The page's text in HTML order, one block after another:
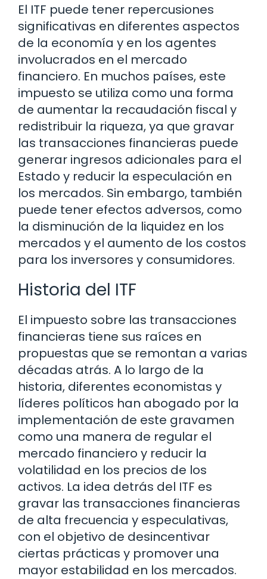
El ITF puede tener repercusiones
significativas en diferentes aspectos
de la economía y en los agentes
involucrados en el mercado
financiero. En muchos países, este
impuesto se utiliza como una forma
de aumentar la recaudación fiscal y
redistribuir la riqueza, ya que gravar
las transacciones financieras puede
generar ingresos adicionales para el
Estado y reducir la especulación en
los mercados. Sin embargo, también
puede tener efectos adversos, como
la disminución de la liquidez en los
mercados y el aumento de los costos
para los inversores y consumidores.
Historia del ITF
El impuesto sobre las transacciones
financieras tiene sus raíces en
propuestas que se remontan a varias
décadas atrás. A lo largo de la
historia, diferentes economistas y
líderes políticos han abogado por la
implementación de este gravamen
como una manera de regular el
mercado financiero y reducir la
volatilidad en los precios de los
activos. La idea detrás del ITF es
gravar las transacciones financieras
de alta frecuencia y especulativas,
con el objetivo de desincentivar
ciertas prácticas y promover una
mayor estabilidad en los mercados.